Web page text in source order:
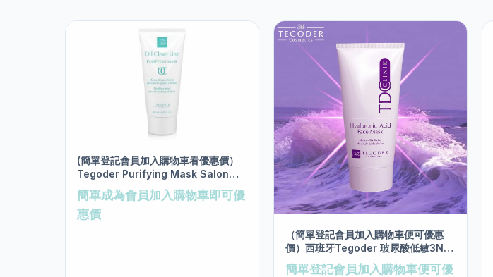
(簡單登記會員加入購物車看優惠價）
Tegoder Purifying Mask Salon
size 200ml
簡單成為會員加入購物車即可優
惠價
（簡單登記會員加入購物車便可優惠
價）西班牙Tegoder 玻尿酸低敏3N面
膜 salon size 200ml
簡單登記會員加入購物車便可優